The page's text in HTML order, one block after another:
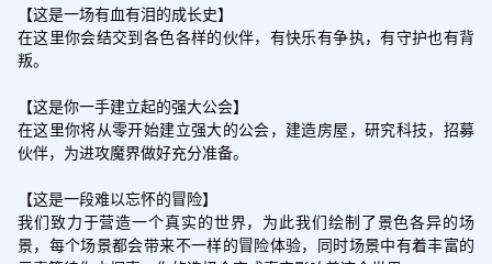
【这是一场有血有泪的成长史】
在这里你会结交到各色各样的伙伴，有快乐有争执，有守护也有背
叛。
【这是你一手建立起的强大公会】
在这里你将从零开始建立强大的公会，建造房屋，研究科技，招募
伙伴，为进攻魔界做好充分准备。
【这是一段难以忘怀的冒险】
我们致力于营造一个真实的世界，为此我们绘制了景色各异的场
景，每个场景都会带来不一样的冒险体验，同时场景中有着丰富的